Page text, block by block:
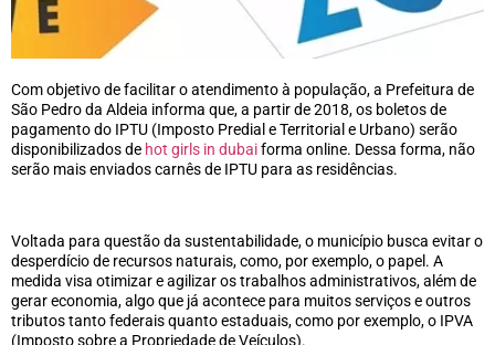
Com objetivo de facilitar o atendimento à população, a Prefeitura de
São Pedro da Aldeia informa que, a partir de 2018, os boletos de
pagamento do IPTU (Imposto Predial e Territorial e Urbano) serão
disponibilizados de hot girls in dubaiforma online. Dessa forma, não
serão mais enviados carnês de IPTU para as residências.
Voltada para questão da sustentabilidade, o município busca evitar o
desperdício de recursos naturais, como, por exemplo, o papel. A
medida visa otimizar e agilizar os trabalhos administrativos, além de
gerar economia, algo que já acontece para muitos serviços e outros
tributos tanto federais quanto estaduais, como por exemplo, o IPVA
(Imposto sobre a Propriedade de Veículos).